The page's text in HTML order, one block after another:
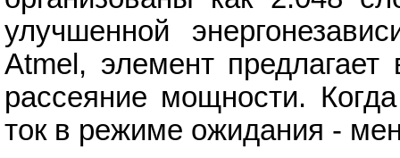
улучшенной
Atmel, элемент
рассеяние мощности.
ток в режиме ожидания -